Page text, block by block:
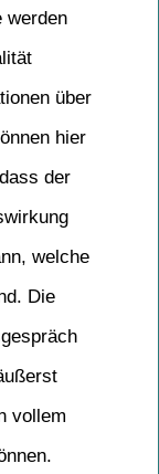
werden
über
hier
der
welche
Die
vollem